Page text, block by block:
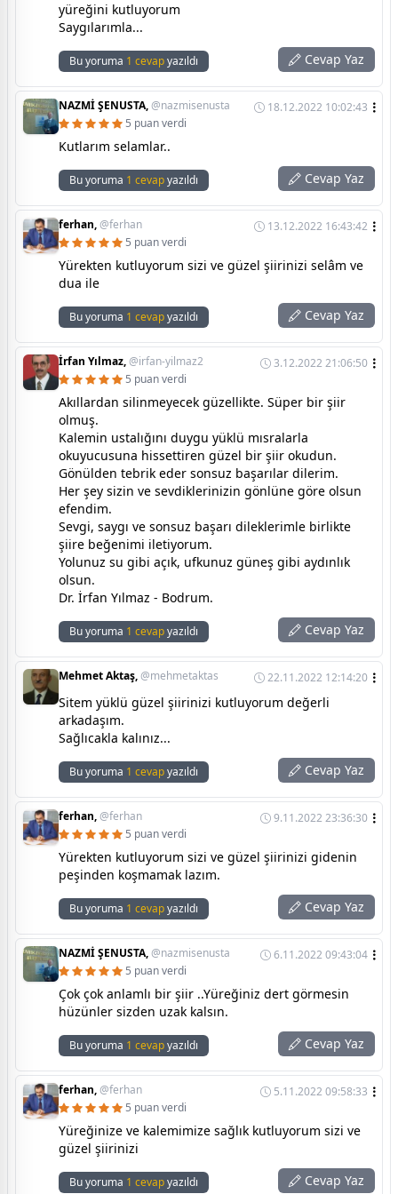
yüreğini kutluyorum
Saygılarımla...
Bu yoruma 1 cevapyazıldı Cevap Yaz
NAZMİ ŞENUSTA,@nazmisenusta
18.12.2022 10:02:43
5 puan verdi
Kutlarım selamlar..
Bu yoruma 1 cevapyazıldı Cevap Yaz
ferhan,@ferhan
13.12.2022 16:43:42
5 puan verdi
Yürekten kutluyorum sizi ve güzel şiirinizi selâm ve
dua ile
Bu yoruma 1 cevapyazıldı Cevap Yaz
İrfan Yılmaz,@irfan-yilmaz2
3.12.2022 21:06:50
5 puan verdi
Akıllardan silinmeyecek güzellikte. Süper bir şiir
olmuş.
Kalemin ustalığını duygu yüklü mısralarla
okuyucusuna hissettiren güzel bir şiir okudun.
Gönülden tebrik eder sonsuz başarılar dilerim.
Her şey sizin ve sevdiklerinizin gönlüne göre olsun
efendim.
Sevgi, saygı ve sonsuz başarı dileklerimle birlikte
şiire beğenimi iletiyorum.
Yolunuz su gibi açık, ufkunuz güneş gibi aydınlık
olsun.
Dr. İrfan Yılmaz - Bodrum.
Bu yoruma 1 cevapyazıldı Cevap Yaz
Mehmet Aktaş,@mehmetaktas 22.11.2022 12:14:20
Sitem yüklü güzel şiirinizi kutluyorum değerli
arkadaşım.
Sağlıcakla kalınız...
Bu yoruma 1 cevapyazıldı Cevap Yaz
ferhan,@ferhan
9.11.2022 23:36:30
5 puan verdi
Yürekten kutluyorum sizi ve güzel şiirinizi gidenin
peşinden koşmamak lazım.
Bu yoruma 1 cevapyazıldı Cevap Yaz
NAZMİ ŞENUSTA,@nazmisenusta
6.11.2022 09:43:04
5 puan verdi
Çok çok anlamlı bir şiir ..Yüreğiniz dert görmesin
hüzünler sizden uzak kalsın.
Bu yoruma 1 cevapyazıldı Cevap Yaz
ferhan,@ferhan
5.11.2022 09:58:33
5 puan verdi
Yüreğinize ve kalemimize sağlık kutluyorum sizi ve
güzel şiirinizi
Bu yoruma 1 cevapyazıldı Cevap Yaz